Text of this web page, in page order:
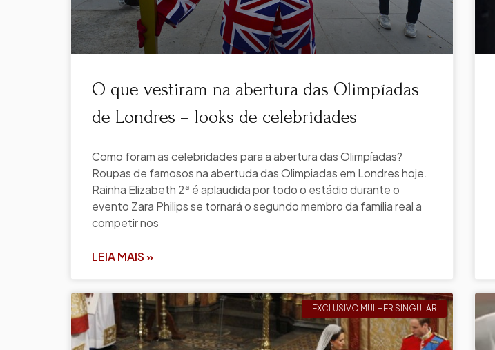
O que vestiram na abertura das Olimpíadas
de Londres – looks de celebridades
Como foram as celebridades para a abertura das Olimpíadas?
Roupas de famosos na abertuda das Olimpiadas em Londres hoje.
Rainha Elizabeth 2ª é aplaudida por todo o estádio durante o
evento Zara Philips se tornará o segundo membro da família real a
competir nos
LEIA MAIS »
EXCLUSIVO MULHER SINGULAR